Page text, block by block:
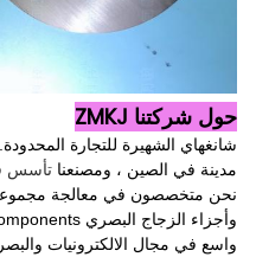
حول شركتنا ZMKJ
شانغهاي الشهيرة للتجارة المحدودة.
مدينة في الصين ، ومصنعنا تأسس
نحن متخصصون في معالجة مجموعة
واسع في مجال الالكترونيات